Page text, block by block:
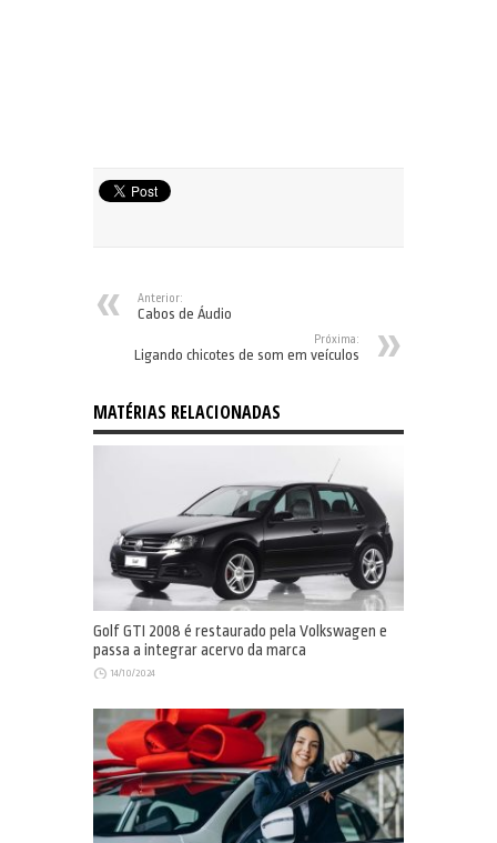
Anterior:
Cabos de Áudio
Próxima:
Ligando chicotes de som em veículos
MATÉRIAS RELACIONADAS
Golf GTI 2008 é restaurado pela Volkswagen e
passa a integrar acervo da marca
14/10/2024